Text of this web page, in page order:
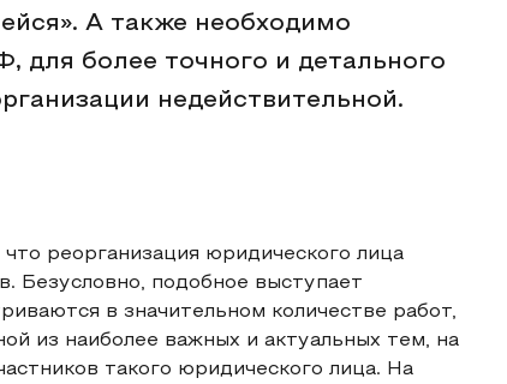
А также необходимо
для более точного и детального
недействительной.
реорганизация юридического лица
Безусловно, подобное выступает
в значительном количестве работ,
из наиболее важных и актуальных тем, на
такого юридического лица. На